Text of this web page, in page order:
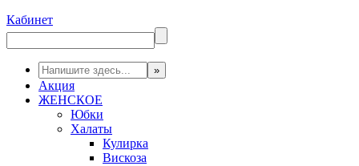
Кабинет
Акция
ЖЕНСКОЕ
Юбки
Халаты
Кулирка
Вискоза